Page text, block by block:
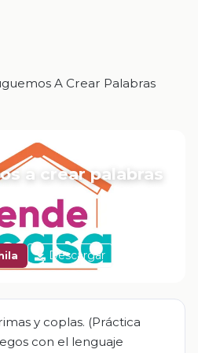
A Crear Palabras
a crear palabras
Descargar
y coplas. (Práctica
con el lenguaje